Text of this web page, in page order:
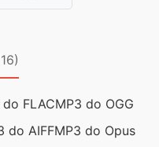
do FLACMP3 do OGG
do AIFFMP3 do Opus